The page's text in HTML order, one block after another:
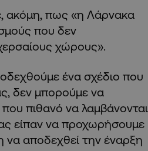
ακόμη, πως «η Λάρνακα
που δεν
χώρους».
ένα σχέδιο που
δεν μπορούμε να
πιθανό να λαμβάνονται
είπαν να προχωρήσουμε
να αποδεχθεί την έναρξη